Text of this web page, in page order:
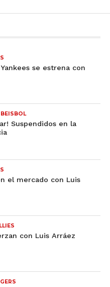
se estrena con
Suspendidos en la
el mercado con Luis
con Luis Arráez